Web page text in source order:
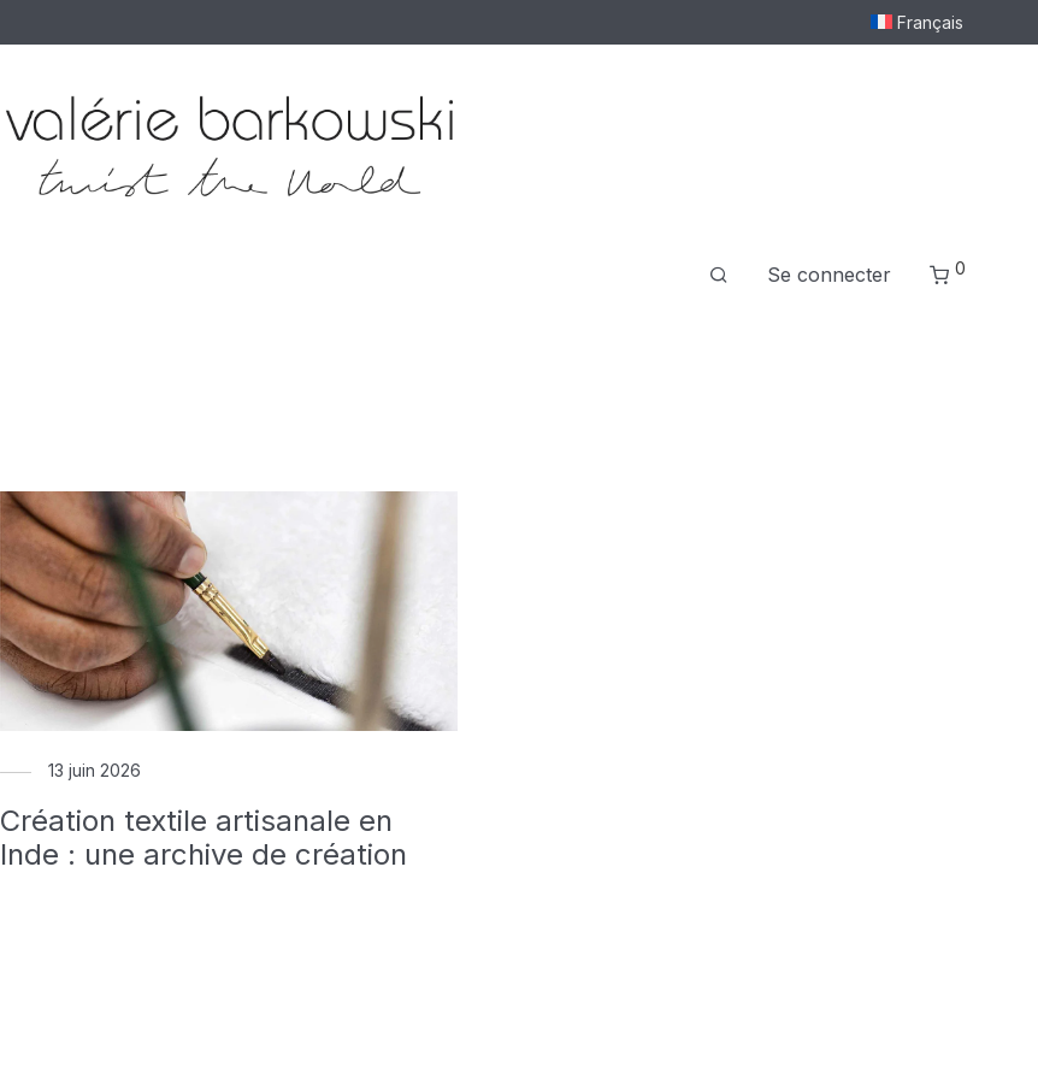
Français
Se connecter 0
13 juin 2026
Création textile artisanale en
Inde : une archive de création